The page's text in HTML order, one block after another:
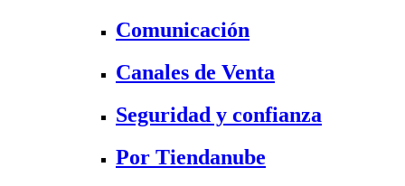
Comunicación
Canales de Venta
Seguridad y confianza
Por Tiendanube